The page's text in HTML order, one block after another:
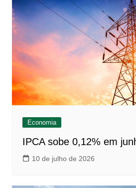
Economia
IPCA sobe 0,12% em
10 de julho de 2026